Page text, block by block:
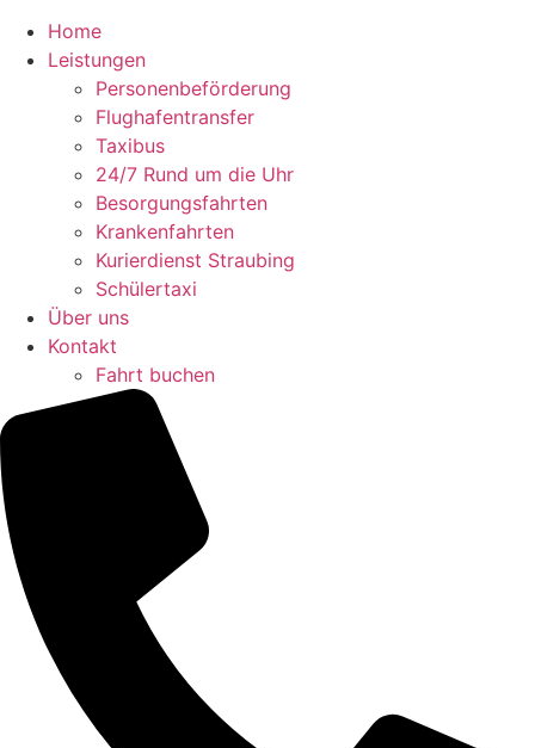
Home
Leistungen
Personenbeförderung
Flughafentransfer
Taxibus
24/7 Rund um die Uhr
Besorgungsfahrten
Krankenfahrten
Kurierdienst Straubing
Schülertaxi
Über uns
Kontakt
Fahrt buchen